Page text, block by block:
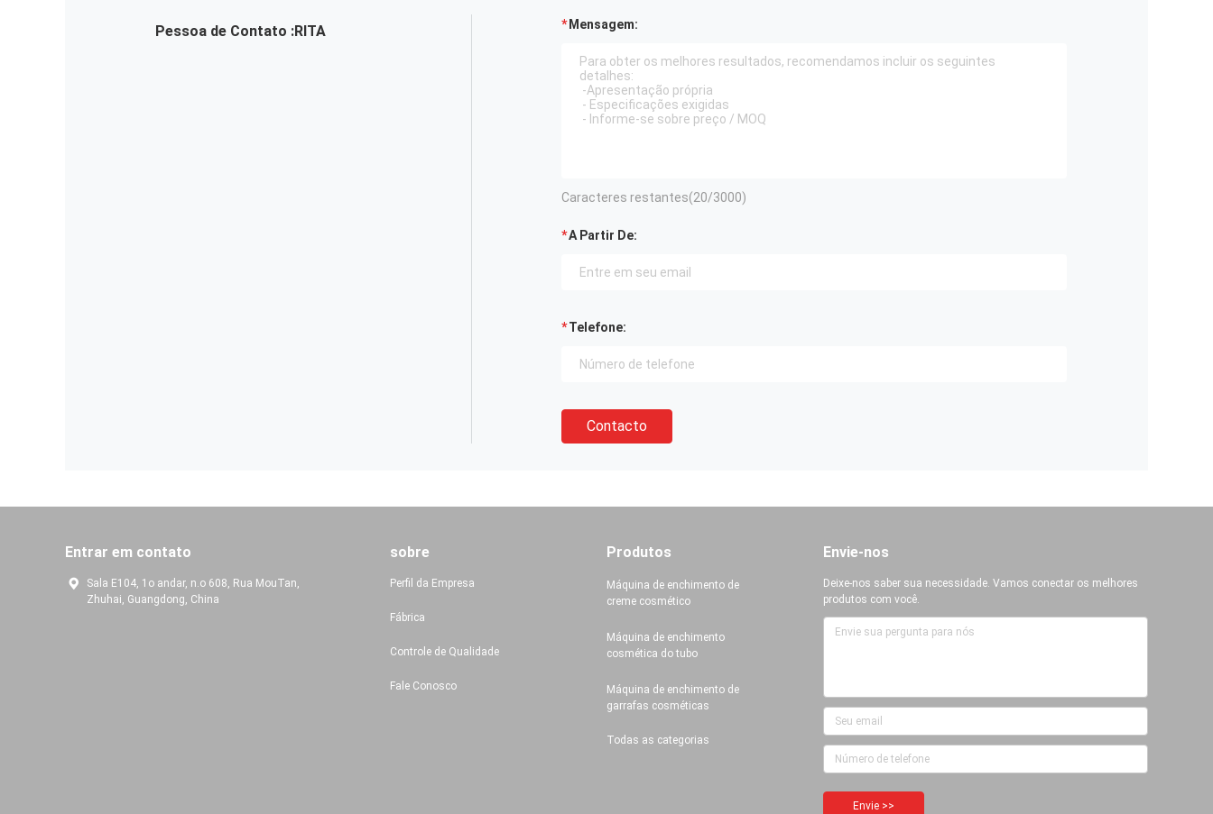
Pessoa de Contato :RITA Mensagem:
Caracteres restantes(20/3000)
A Partir De:
Telefone:
Contacto
Entrar em contato
Sala E104, 1o andar, n.o 608, Rua MouTan,
Zhuhai, Guangdong, China
sobre
Perfil da Empresa
Fábrica
Controle de Qualidade
Fale Conosco
Produtos
Máquina de enchimento de
creme cosmético
Máquina de enchimento
cosmética do tubo
Máquina de enchimento de
garrafas cosméticas
Todas as categorias
Envie-nos
Deixe-nos saber sua necessidade. Vamos conectar os melhores
produtos com você.
Envie >>